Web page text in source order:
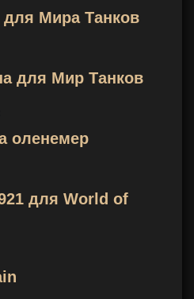
Мира Танков
для Мир Танков
оленемер
для World of